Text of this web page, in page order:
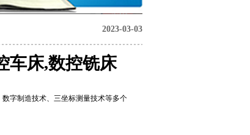
2023-03-03
车床,数控铣床
字制造技术、三坐标测量技术等多个